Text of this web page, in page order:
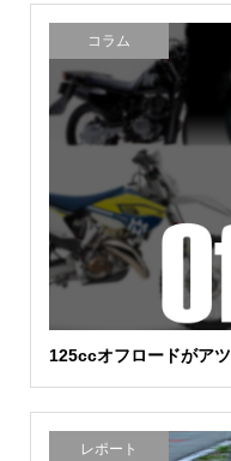
コラム
125ccオフロードがア
レポート